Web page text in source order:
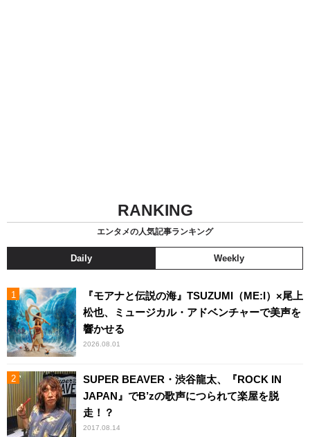
RANKING
エンタメの人気記事ランキング
Daily Weekly
『モアナと伝説の海』TSUZUMI（ME:I）×尾上
松也、ミュージカル・アドベンチャーで美声を
響かせる
2026.08.01
SUPER BEAVER・渋谷龍太、『ROCK IN
JAPAN』でB’zの歌声につられて楽屋を脱
走！？
2017.08.14